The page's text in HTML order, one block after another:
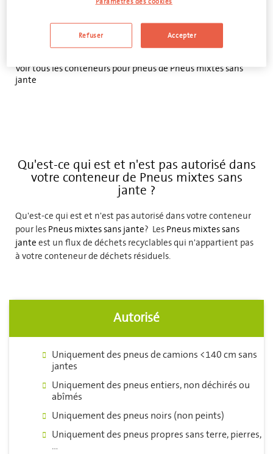
Voir tous les conteneurs pour pneus de Pneus mixtes sans
jante
Qu'est-ce qui est et n'est pas autorisé dans
votre conteneur de Pneus mixtes sans
jante ?
Qu'est-ce qui est et n'est pas autorisé dans votre conteneur
pour lesPneus mixtes sans jante? LesPneus mixtes sans
janteest un flux de déchets recyclables qui n'appartient pas
à votre conteneur de déchets résiduels.
Autorisé
Uniquement des pneus de camions <140 cm sans
jantes
Uniquement des pneus entiers, non déchirés ou
abîmés
Uniquement des pneus noirs (non peints)
Uniquement des pneus propres sans terre, pierres,
…
Refuser Accepter